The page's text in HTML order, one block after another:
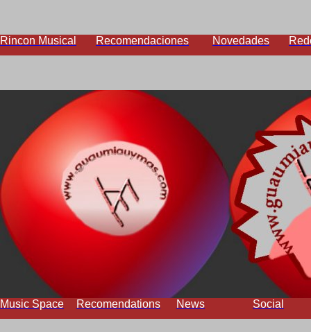
Rincon Musical Recomendaciones Novedades
Music Space Recomendations News Social